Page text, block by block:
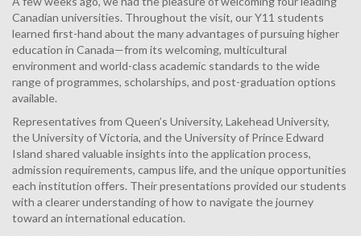
Canadian universities. Throughout the visit, our Y11 students
learned first-hand about the many advantages of pursuing higher
education in Canada—from its welcoming, multicultural
environment and world-class academic standards to the wide
range of programmes, scholarships, and post-graduation options
available.
Representatives from Queen’s University, Lakehead University,
the University of Victoria, and the University of Prince Edward
Island shared valuable insights into the application process,
admission requirements, campus life, and the unique opportunities
each institution offers. Their presentations provided our students
with a clearer understanding of how to navigate the journey
toward an international education.